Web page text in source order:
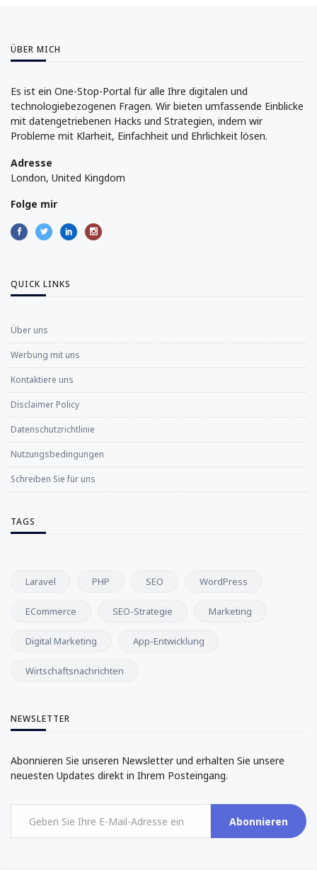
ÜBER MICH
Es ist ein One-Stop-Portal für alle Ihre digitalen und
technologiebezogenen Fragen. Wir bieten umfassende Einblicke
mit datengetriebenen Hacks und Strategien, indem wir
Probleme mit Klarheit, Einfachheit und Ehrlichkeit lösen.
Adresse
London, United Kingdom
Folge mir
QUICK LINKS
Über uns
Werbung mit uns
Kontaktiere uns
Disclaimer Policy
Datenschutzrichtlinie
Nutzungsbedingungen
Schreiben Sie für uns
TAGS
Laravel PHP SEO WordPress
ECommerce SEO-Strategie Marketing
Digital Marketing App-Entwicklung
Wirtschaftsnachrichten
NEWSLETTER
Abonnieren Sie unseren Newsletter und erhalten Sie unsere
neuesten Updates direkt in Ihrem Posteingang.
Abonnieren